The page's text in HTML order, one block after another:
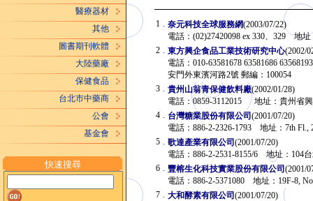
醫療器材
其他
圖書期刊軟體
大陸藥廠
保健食品
台北市中藥商
公會
基金會
快速搜尋
1 . 奈元科技全球服務網(2003/07/22)
電話：(02)27420098 ex 330、329 地
2 . 東方興企食品工業技術研究中心(2002/
電話：010-63581678 63581686
安門外東濱河路2號 郵編：100054
3 . 貴州山翁青保健飲料廠(2002/01/28)
電話：0859-3112015 地址：貴州省
4 . 台灣糖業股份有限公司 (2001/07/20)
電話：886-2-2326-1793 地址：7th Fl.,
5 . 歌達產業有限公司 (2001/07/20)
電話：886-2-2531-8155/6 地址：104
6 . 豐榕生化科技實業股份有限公司 (2001/
電話：886-2-5371080 地址：19F-8,
7 . 大和酵素有限公司 (2001/07/20)